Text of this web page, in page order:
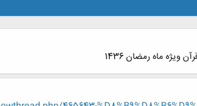
ماه رمضان 1436